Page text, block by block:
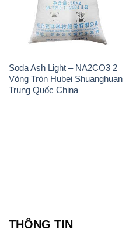
Soda Ash Light – NA2CO3 2
Vòng Tròn Hubei Shuanghuan
Trung Quốc China
THÔNG TIN